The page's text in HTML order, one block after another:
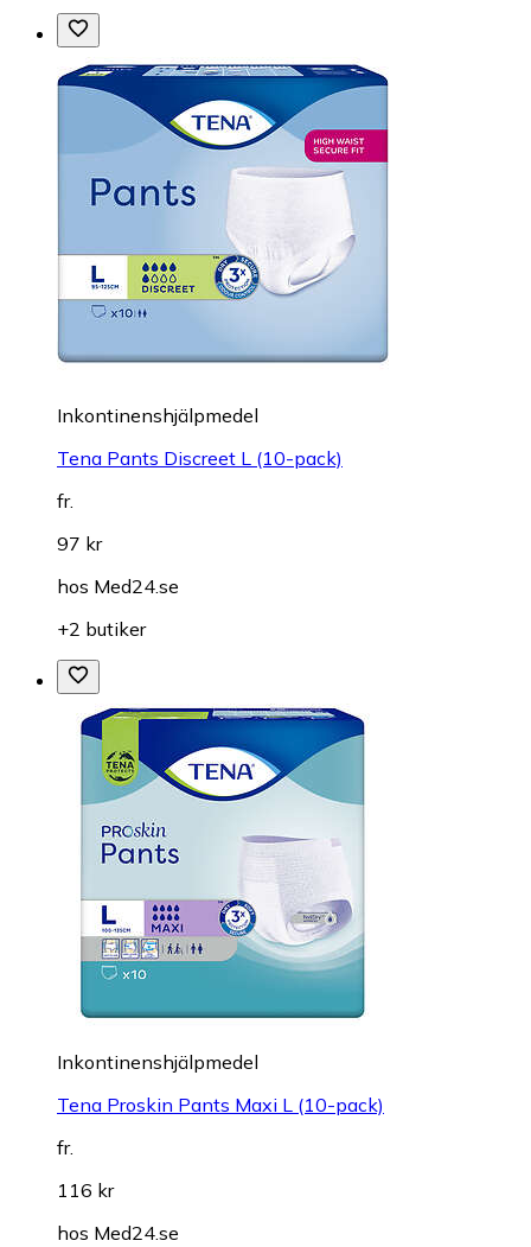
Inkontinenshjälpmedel
Tena Pants Discreet L (10-pack)
fr.
97 kr
hos Med24.se
+2 butiker
Inkontinenshjälpmedel
Tena Proskin Pants Maxi L (10-pack)
fr.
116 kr
hos Med24.se